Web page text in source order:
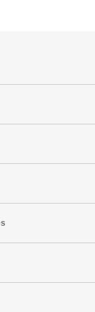
au